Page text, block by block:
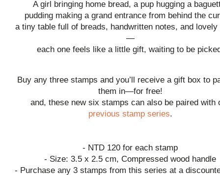
A girl bringing home bread, a pup hugging a
pudding making a grand entrance from behind the
a tiny table full of breads, handwritten notes, and lovely
—
each one feels like a little gift, waiting to be
Buy any three stamps and you’ll receive a gift box to
them in—for free!
and, these new six stamps can also be paired with
previous stamp series.
- NTD 120 for each stamp
- Size: 3.5 x 2.5 cm, Compressed wood handle
- Purchase any 3 stamps from this series at a